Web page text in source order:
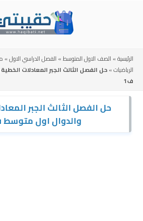
الرئيسية» الصف الاول المتوسط» الفصل الدراسي الاول»
الرياضيات»حل الفصل الثالث الجبر المعادلات
ف1
حل الفصل الثالث الجبر
والدوال اول متوسط